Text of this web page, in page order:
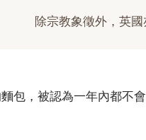
除宗教象徵外，英
包，被認為一年內都不